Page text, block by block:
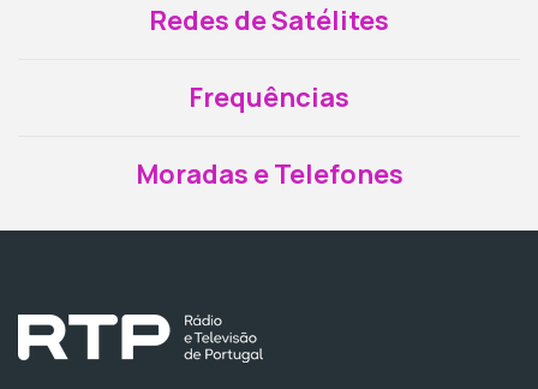
Redes de Satélites
Frequências
Moradas e Telefones